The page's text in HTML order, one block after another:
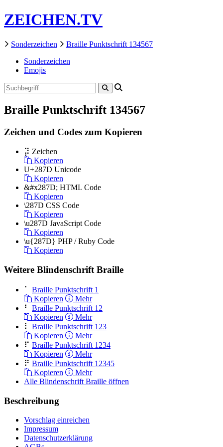
ZEICHEN.TV
Sonderzeichen
Braille Punktschrift 134567
Sonderzeichen
Emojis
Braille Punktschrift 134567
Zeichen und Codes zum Kopieren
⡽ Zeichen
Kopieren
U+287D Unicode
Kopieren
&#x287D; HTML Code
Kopieren
\287D CSS Code
Kopieren
\u287D JavaScript Code
Kopieren
\u{287D} PHP / Ruby Code
Kopieren
Weitere Blindenschrift Braille
⠁
Braille Punktschrift 1
Kopieren
Mehr
⠃
Braille Punktschrift 12
Kopieren
Mehr
⠇
Braille Punktschrift 123
Kopieren
Mehr
⠏ Braille Punktschrift 1234
Kopieren
Mehr
⠟ Braille Punktschrift 12345
Kopieren
Mehr
Alle Blindenschrift Braille öffnen
Beschreibung
Vorschlag einreichen
Impressum
Datenschutzerklärung